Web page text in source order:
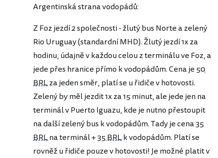
Argentinská strana vodopádů:
Z Foz jezdí 2 společnosti - žlutý bus Norte a zelený
Rio Uruguay (standardní MHD). Žlutý jezdí 1x za
hodinu, údajně v každou celou z terminálu ve Foz, a
jede přes hranice přímo k vodopádům. Cena je 50
BRLza jeden směr, platí se u řidiče v hotovosti.
Zelený by měl jezdit 1x za 15 minut, ale jede jen na
terminál v Puerto Iguazu, kde je nutno přestoupit
na další zelený bus k vodopádům. Tady je cena35
BRLna terminál +35 BRLk vodopádům. Platí se
rovněž u řidiče pouze v hotovosti! Je možné platit v